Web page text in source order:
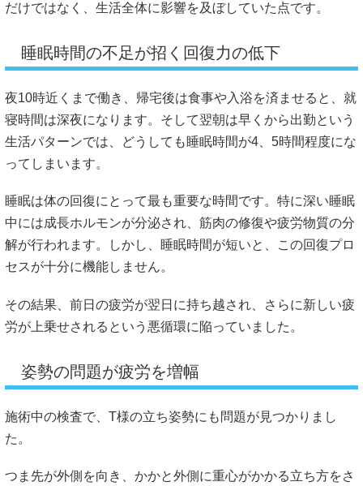
だけではなく、生活全体に影響を及ぼしていた点です。
睡眠時間の不足が招く回復力の低下
夜10時近くまで働き、帰宅後は食事や入浴を済ませると、就
寝時間は深夜になります。そして翌朝は早くから出勤という
生活パターンでは、どうしても睡眠時間が4、5時間程度にな
ってしまいます。
睡眠は体の回復にとって最も重要な時間です。特に深い睡眠
中には成長ホルモンが分泌され、筋肉の修復や疲労物質の分
解が行われます。しかし、睡眠時間が短いと、この回復プロ
セスが十分に機能しません。
その結果、前日の疲労が翌日に持ち越され、さらに新しい疲
労が上乗せされるという悪循環に陥っていました。
姿勢の問題が疲労を増幅
施術中の検査で、T様の立ち姿勢にも問題が見つかりまし
た。
つま先が外側を向き、かかと外側に重心がかかる立ち方をさ